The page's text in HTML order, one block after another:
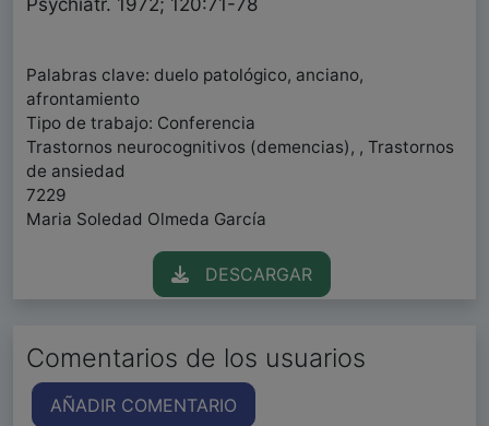
Psychiatr. 1972; 120:71-78
Palabras clave: duelo patológico, anciano,
afrontamiento
Tipo de trabajo: Conferencia
Trastornos neurocognitivos (demencias), , Trastornos
de ansiedad
7229
Maria Soledad Olmeda García
DESCARGAR
Comentarios de los usuarios
AÑADIR COMENTARIO